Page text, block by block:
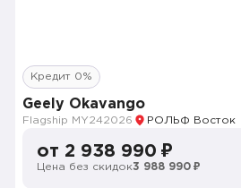
Кредит 0%
Geely Okavango
Flagship MY242026 РОЛЬФ Восток
от 2 938 990 ₽
Цена без скидок3 988 990 ₽